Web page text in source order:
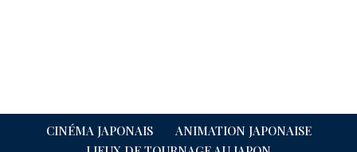
CINÉMA JAPONAIS
ANIMATION JAPONAISE